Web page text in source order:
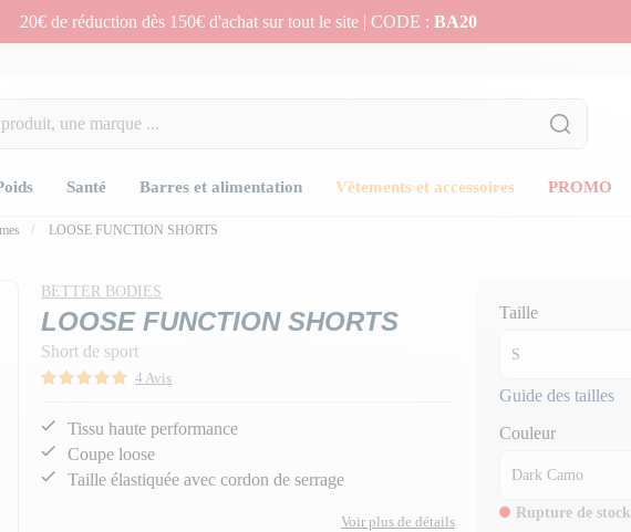
20€ de réduction dès 150€ d'achat sur tout le site | CODE : BA20
Santé Barres et alimentation Vêtements et accessoires PROMO
LOOSE FUNCTION SHORTS
BETTER BODIES
LOOSE FUNCTION SHORTS
Short de sport
4 Avis
Tissu haute performance
Coupe loose
Taille élastiquée avec cordon de serrage
Voir plus de détails
Taille
Guide des tailles
Couleur
Rupture de stock